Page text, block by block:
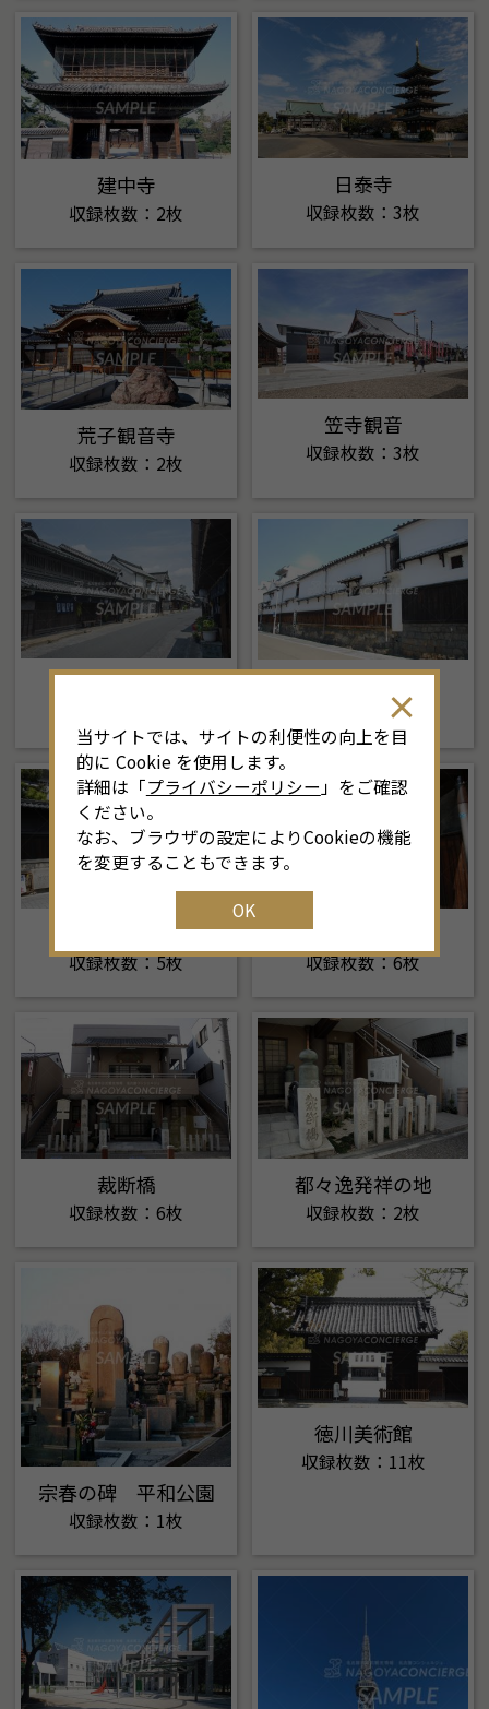
建中寺
収録枚数：2枚
日泰寺
収録枚数：3枚
荒子観音寺
収録枚数：2枚
笠寺観音
収録枚数：3枚
有松 四間道
収録枚数：12枚
収録枚数：5枚 収録枚数：6枚
裁断橋
収録枚数：6枚
都々逸発祥の地
収録枚数：2枚
宗春の碑 平和公園
収録枚数：1枚
徳川美術館
収録枚数：11枚
当サイトでは、サイトの利便性の向上を目
的に Cookie を使用します。
詳細は「プライバシーポリシー 」をご確認
ください。
なお、ブラウザの設定によりCookieの機能
を変更することもできます。
OK